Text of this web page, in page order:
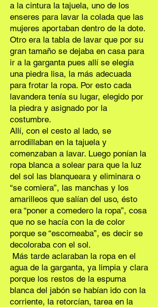
a la cintura la tajuela, uno de los
enseres para lavar la colada que las
mujeres aportaban dentro de la dote.
Otro era la tabla de lavar que por su
gran tamaño se dejaba en casa para
ir a la garganta pues allí se elegía
una piedra lisa, la más adecuada
para frotar la ropa. Por esto cada
lavandera tenía su lugar, elegido por
la piedra y asignado por la
costumbre.
Allí, con el cesto al lado, se
arrodillaban en la tajuela y
comenzaban a lavar. Luego ponían la
ropa blanca a solear para que la luz
del sol las blanqueara y eliminara o
“se comiera”, las manchas y los
amarilleos que salían del uso, ésto
era “poner a comedero la ropa”, cosa
que no se hacía con la de color
porque se “escomeaba”, es decir se
decoloraba con el sol.
Más tarde aclaraban la ropa en el
agua de la garganta, ya limpia y clara
porque los restos de la espuma
blanca del jabón se habían ido con la
corriente, la retorcían, tarea en la